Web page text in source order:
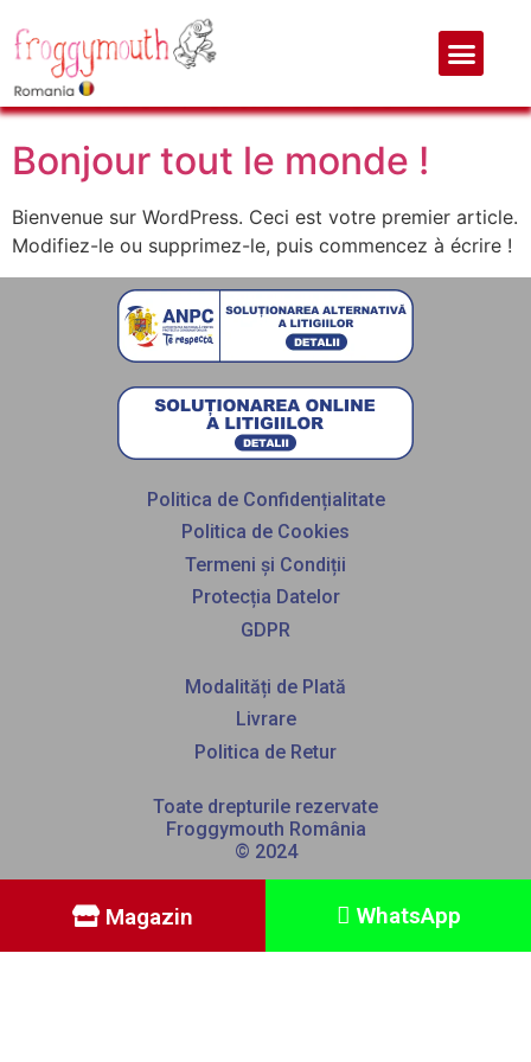
Author:admin9322
Bonjour tout le monde !
Bienvenue sur WordPress. Ceci est votre premier article.
Modifiez-le ou supprimez-le, puis commencez à écrire !
Politica de Confidențialitate
Politica de Cookies
Termeni și Condiții
Protecția Datelor
GDPR
Modalități de Plată
Livrare
Politica de Retur
Toate drepturile rezervate
Froggymouth România
© 2024
Magazin WhatsApp